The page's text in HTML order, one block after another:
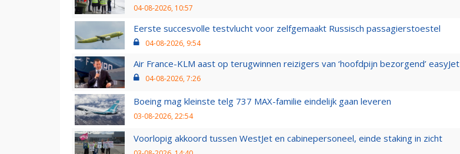
04-08-2026, 10:57
Eerste succesvolle testvlucht voor zelfgemaakt Russisch passagierstoestel
04-08-2026, 9:54
Air France-KLM aast op terugwinnen reizigers van ‘hoofdpijn bezorgend’ easyJet
04-08-2026, 7:26
Boeing mag kleinste telg 737 MAX-familie eindelijk gaan leveren
03-08-2026, 22:54
Voorlopig akkoord tussen WestJet en cabinepersoneel, einde staking in zicht